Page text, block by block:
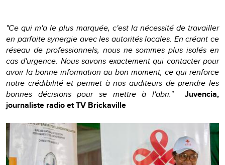
"Ce qui m'a le plus marquée, c'est la nécessité de travailler
en parfaite synergie avec les autorités locales. En créant ce
réseau de professionnels, nous ne sommes plus isolés en
cas d'urgence. Nous savons exactement qui contacter pour
avoir la bonne information au bon moment, ce qui renforce
notre crédibilité et permet à nos auditeurs de prendre les
bonnes décisions pour se mettre à l'abri."
Juvencia,
journaliste radio et TV Brickaville